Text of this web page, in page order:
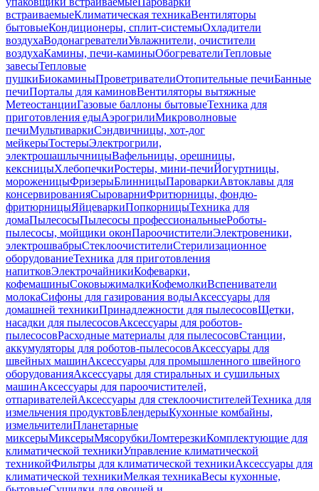
встраиваемыеКлиматическая техникаВентиляторы
бытовыеКондиционеры, сплит-системыОхладители
воздухаВодонагревателиУвлажнители, очистители
воздухаКамины, печи-каминыОбогревателиТепловые
завесыТепловые
пушкиБиокаминыПроветривателиОтопительные печиБанные
печиПорталы для каминовВентиляторы вытяжные
МетеостанцииГазовые баллоны бытовыеТехника для
приготовления едыАэрогрилиМикроволновые
печиМультиваркиСэндвичницы, хот-дог
мейкерыТостерыЭлектрогрили,
электрошашлычницыВафельницы, орешницы,
кексницыХлебопечкиРостеры, мини-печиЙогуртницы,
мороженицыФризерыБлинницыПароваркиАвтоклавы для
консервированияСыроварниФритюрницы, фондю-
фритюрницыЯйцеваркиПопкорницыТехника для
домаПылесосыПылесосы профессиональныеРоботы-
пылесосы, мойщики оконПароочистителиЭлектровеники,
электрошвабрыСтеклоочистителиСтерилизационное
оборудованиеТехника для приготовления
напитковЭлектрочайникиКофеварки,
кофемашиныСоковыжималкиКофемолкиВспениватели
молокаСифоны для газирования водыАксессуары для
домашней техникиПринадлежности для пылесосовЩетки,
насадки для пылесосовАксессуары для роботов-
пылесосовРасходные материалы для пылесосовСтанции,
аккумуляторы для роботов-пылесосовАксессуары для
швейных машинАксессуары для промышленного швейного
оборудованияАксессуары для стиральных и сушильных
машинАксессуары для пароочистителей,
отпаривателейАксессуары для стеклоочистителейТехника для
измельчения продуктовБлендерыКухонные комбайны,
измельчителиПланетарные
миксерыМиксерыМясорубкиЛомтерезкиКомплектующие для
климатической техникиУправление климатической
техникойФильтры для климатической техникиАксессуары для
климатической техникиМелкая техникаВесы кухонные,